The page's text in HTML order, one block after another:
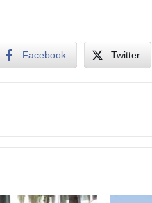
Facebook Twitter